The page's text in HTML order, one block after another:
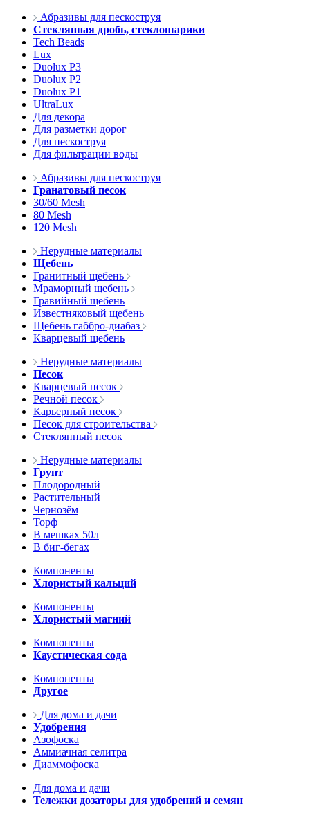
Абразивы для пескоструя
Стеклянная дробь, стеклошарики
Tech Beads
Lux
Duolux P3
Duolux P2
Duolux P1
UltraLux
Для декора
Для разметки дорог
Для пескоструя
Для фильтрации воды
Абразивы для пескоструя
Гранатовый песок
30/60 Mesh
80 Mesh
120 Mesh
Нерудные материалы
Щебень
Гранитный щебень
Мраморный щебень
Гравийный щебень
Известняковый щебень
Щебень габбро-диабаз
Кварцевый щебень
Нерудные материалы
Песок
Кварцевый песок
Речной песок
Карьерный песок
Песок для строительства
Стеклянный песок
Нерудные материалы
Грунт
Плодородный
Растительный
Чернозём
Торф
В мешках 50л
В биг-бегах
Компоненты
Хлористый кальций
Компоненты
Хлористый магний
Компоненты
Каустическая сода
Компоненты
Другое
Для дома и дачи
Удобрения
Азофоска
Аммиачная селитра
Диаммофоска
Для дома и дачи
Тележки дозаторы для удобрений и семян